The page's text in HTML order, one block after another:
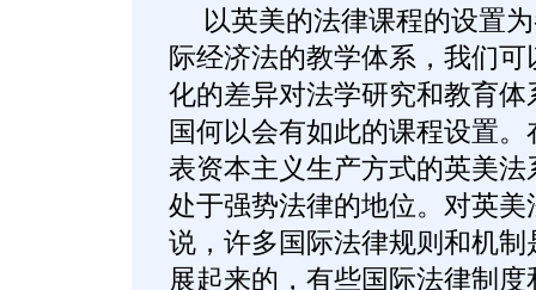
以英美的法律课程的设置为
际经济法的教学体系，我们
化的差异对法学研究和教育
国何以会有如此的课程设置
表资本主义生产方式的英美
处于强势法律的地位。对英
说，许多国际法律规则和机
展起来的，有些国际法律制